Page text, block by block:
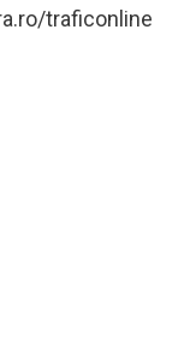
traficonline